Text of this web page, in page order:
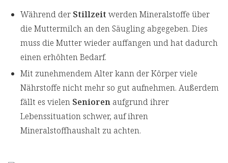
Während der Stillzeit werden Mineralstoffe über
die Muttermilch an den Säugling abgegeben. Dies
muss die Mutter wieder auffangen und hat dadurch
einen erhöhten Bedarf.
Mit zunehmendem Alter kann der Körper viele
Nährstoffe nicht mehr so gut aufnehmen. Außerdem
fällt es vielen Senioren aufgrund ihrer
Lebenssituation schwer, auf ihren
Mineralstoffhaushalt zu achten.